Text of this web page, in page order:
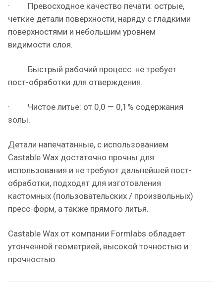
· Превосходное качество печати: острые,
четкие детали поверхности, наряду с гладкими
поверхностями и небольшим уровнем
видимости слоя.
· Быстрый рабочий процесс: не требует
пост-обработки для отверждения.
· Чистое литье: от 0,0 — 0,1% содержания
золы.
Детали напечатанные, с использованием
Castable Wax достаточно прочны для
использования и не требуют дальнейшей пост-
обработки, подходят для изготовления
кастомных (пользовательских / произвольных)
пресс-форм, а также прямого литья.
Castable Wax от компании Formlabs обладает
утонченной геометрией, высокой точностью и
прочностью.